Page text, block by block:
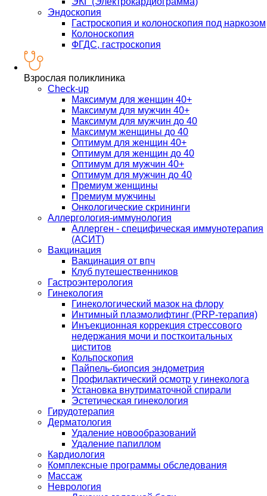
Эндоскопия
Гастроскопия и колоноскопия под наркозом
Колоноскопия
ФГДС, гастроскопия
Взрослая поликлиника
Check-up
Максимум для женщин 40+
Максимум для мужчин 40+
Максимум для мужчин до 40
Максимум женщины до 40
Оптимум для женщин 40+
Оптимум для женщин до 40
Оптимум для мужчин 40+
Оптимум для мужчин до 40
Премиум женщины
Премиум мужчины
Онкологические скрининги
Аллергология-иммунология
Аллерген - специфическая иммунотерапия
(АСИТ)
Вакцинация
Вакцинация от впч
Клуб путешественников
Гастроэнтерология
Гинекология
Гинекологический мазок на флору
Интимный плазмолифтинг (PRP-терапия)
Инъекционная коррекция стрессового
недержания мочи и посткоитальных
циститов
Кольпоскопия
Пайпель-биопсия эндометрия
Профилактический осмотр у гинеколога
Установка внутриматочной спирали
Эстетическая гинекология
Гирудотерапия
Дерматология
Удаление новообразований
Удаление папиллом
Кардиология
Комплексные программы обследования
Массаж
Неврология